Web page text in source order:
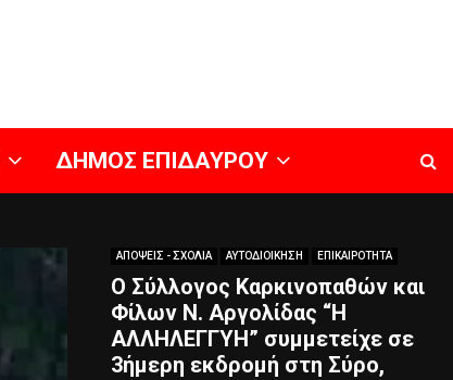
ΔΗΜΟΣ ΕΠΙΔΑΥΡΟΥ
ΑΠΟΨΕΙΣ - ΣΧΟΛΙΑ ΑΥΤΟΔΙΟΙΚΗΣΗ ΕΠΙΚΑΙΡΟΤΗΤΑ
Ο Σύλλογος Καρκινοπαθών και
Φίλων Ν. Αργολίδας “Η
ΑΛΛΗΛΕΓΓΥΗ” συμμετείχε σε
3ήμερη εκδρομή στη Σύρο,